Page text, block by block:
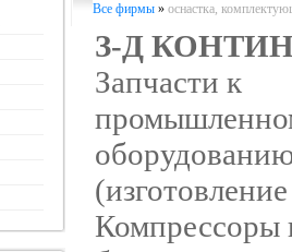
Все фирмы » оснастка,
З-Д
Запчасти к
Компрессоры